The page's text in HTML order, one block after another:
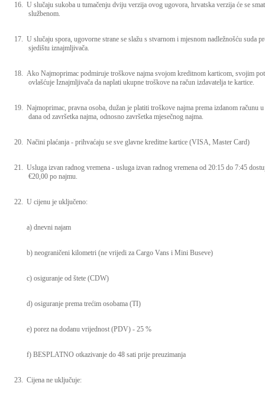
16. U slučaju sukoba u tumačenju dviju verzija ovog ugovora, hrvatska verzija će se
službenom.
17. U slučaju spora, ugovorne strane se slažu s stvarnom i mjesnom nadležnošću suda
sjedištu iznajmljivača.
18. Ako Najmoprimac podmiruje troškove najma svojom kreditnom karticom, svojim
ovlašćuje Iznajmljivača da naplati ukupne troškove na račun izdavatelja te kartice.
19. Najmoprimac, pravna osoba, dužan je platiti troškove najma prema izdanom računu
dana od završetka najma, odnosno završetka mjesečnog najma.
20. Načini plaćanja - prihvaćaju se sve glavne kreditne kartice (VISA, Master Card)
21. Usluga izvan radnog vremena - usluga izvan radnog vremena od 20:15 do 7:45
€20,00 po najmu.
22. U cijenu je uključeno:
a) dnevni najam
b) neograničeni kilometri (ne vrijedi za Cargo Vans i Mini Buseve)
c) osiguranje od štete (CDW)
d) osiguranje prema trećim osobama (TI)
e) porez na dodanu vrijednost (PDV) - 25 %
f) BESPLATNO otkazivanje do 48 sati prije preuzimanja
23. Cijena ne uključuje: